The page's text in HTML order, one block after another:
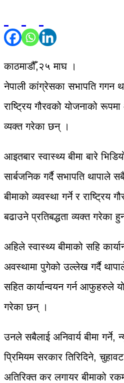
काठमाडौँ,२५ माघ ।
नेपाली कांग्रेसका सभापति गगन
राष्ट्रिय गौरवको योजनाको
व्यक्त गरेका छन् ।
आइतबार स्वास्थ्य बीमा बारे
सार्बजनिक गर्दै सभापति थापाले
बीमाको व्यवस्था गर्ने र राष्ट्रिय
बढाउने प्रतिबद्धता व्यक्त गरेका
अहिले स्वास्थ्य बीमाको सहि
अवस्थामा पुगेको उल्लेख गर्दै
सहित कार्यान्वयन गर्न आफुहरुले
गरेका छन् ।
उनले सबैलाई अनिवार्य बीमा
प्रिमियम सरकार तिरिदिने,
अतिरिक्त कर लगायर बीमाको